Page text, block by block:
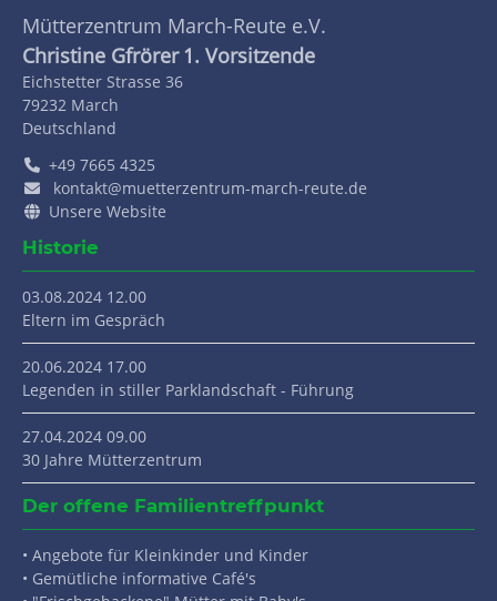
Mütterzentrum March-Reute e.V.
Christine Gfrörer 1. Vorsitzende
Eichstetter Strasse 36
79232 March
Deutschland
+49 7665 4325
kontakt@muetterzentrum-march-reute.de
Unsere Website
Historie
03.08.2024 12.00
Eltern im Gespräch
20.06.2024 17.00
Legenden in stiller Parklandschaft - Führung
27.04.2024 09.00
30 Jahre Mütterzentrum
Der offene Familientreffpunkt
• Angebote für Kleinkinder und Kinder
• Gemütliche informative Café's